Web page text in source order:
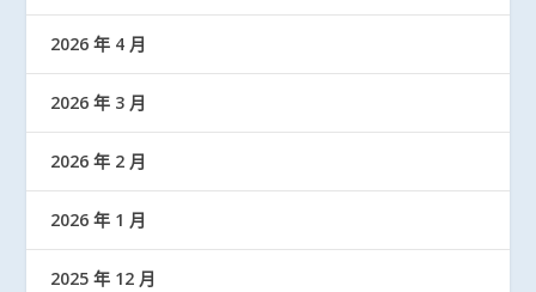
2026 年 4 月
2026 年 3 月
2026 年 2 月
2026 年 1 月
2025 年 12 月